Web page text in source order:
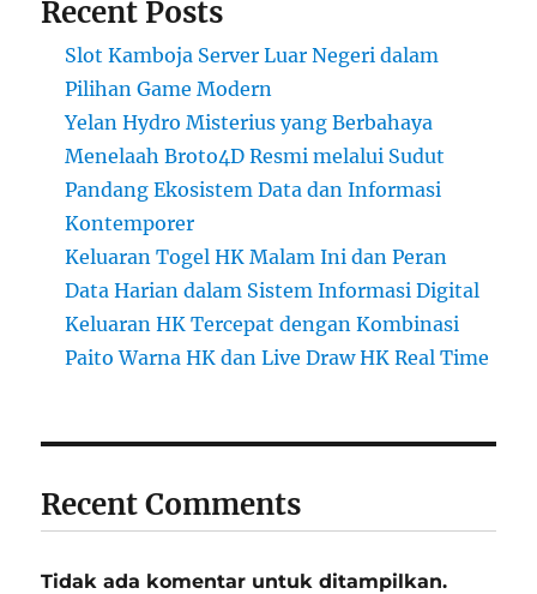
Recent Posts
Slot Kamboja Server Luar Negeri dalam
Pilihan Game Modern
Yelan Hydro Misterius yang Berbahaya
Menelaah Broto4D Resmi melalui Sudut
Pandang Ekosistem Data dan Informasi
Kontemporer
Keluaran Togel HK Malam Ini dan Peran
Data Harian dalam Sistem Informasi Digital
Keluaran HK Tercepat dengan Kombinasi
Paito Warna HK dan Live Draw HK Real Time
Recent Comments
Tidak ada komentar untuk ditampilkan.